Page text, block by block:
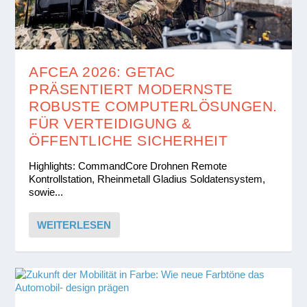
AFCEA 2026: GETAC
PRÄSENTIERT MODERNSTE
ROBUSTE COMPUTERLÖSUNGEN.
FÜR VERTEIDIGUNG &
ÖFFENTLICHE SICHERHEIT
Highlights: CommandCore Drohnen Remote
Kontrollstation, Rheinmetall Gladius Soldatensystem,
sowie...
WEITERLESEN